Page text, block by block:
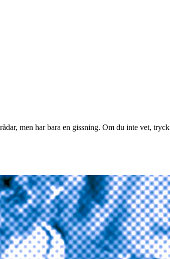
men har bara en gissning. Om du inte vet, tryck